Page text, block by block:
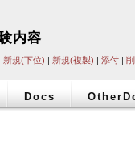
内容
新規(下位) | 新規(複製) | 添付 |
Docs